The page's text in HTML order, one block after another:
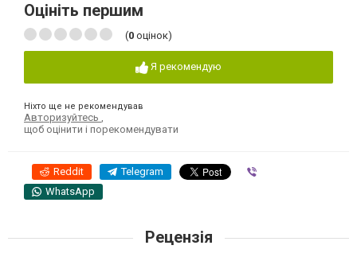
Оцініть першим
(0 оцінок)
Я рекомендую
Ніхто ще не рекомендував
Авторизуйтесь
щоб оцінити і порекомендувати
Reddit Telegram
WhatsApp
Рецензія